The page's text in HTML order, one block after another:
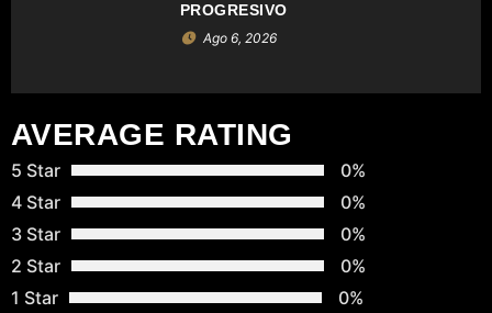
D
A
S
PROGRESIVO
Ago 6, 2026
AVERAGE RATING
5 Star
0%
4 Star
0%
3 Star
0%
2 Star
0%
1 Star
0%